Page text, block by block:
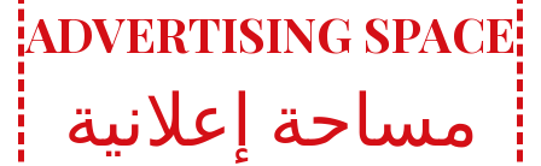
ADVERTISING SPACE
مساحة إعلانية